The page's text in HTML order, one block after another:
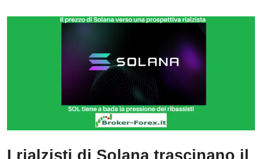
I rialzisti di Solana trascinano il